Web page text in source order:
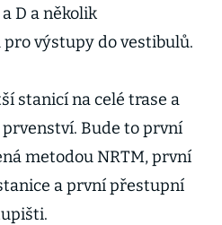
D a několik
výstupy do vestibulů.
stanicí na celé trase a
Bude to první
metodou NRTM, první
a první přestupní